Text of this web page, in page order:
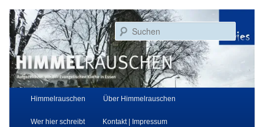
primären
Inhalt
springen
Himmelrauschen
Aufgezeichnet von der Evangelischen Kirche in Essen
Hauptmenü
Himmelrauschen Über Himmelrauschen
Wer hier schreibt Kontakt | Impressum